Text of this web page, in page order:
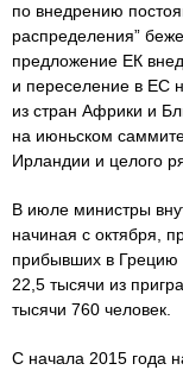
по внедрению
распределения”
предложение ЕК
и переселение в ЕС
из стран Африки и
на июньском
Ирландии и целого
В июле министры
начиная с октября,
прибывших в
22,5 тысячи из
тысячи 760 человек.
С начала 2015 года